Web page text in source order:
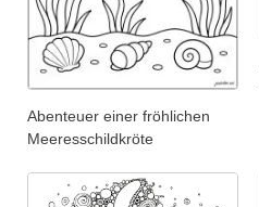
Abenteuer einer fröhlichen
Meeresschildkröte